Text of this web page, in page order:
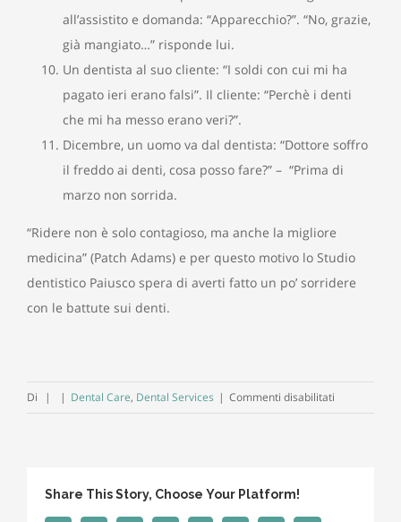
all’assistito e domanda: “Apparecchio?”. “No, grazie,
già mangiato…” risponde lui.
Un dentista al suo cliente: “I soldi con cui mi ha
pagato ieri erano falsi”. Il cliente: “Perchè i denti
che mi ha messo erano veri?”.
Dicembre, un uomo va dal dentista: “Dottore soffro
il freddo ai denti, cosa posso fare?” – “Prima di
marzo non sorrida.
“Ridere non è solo contagioso, ma anche la migliore
medicina” (Patch Adams) e per questo motivo lo Studio
dentistico Paiusco spera di averti fatto un po’ sorridere
con le battute sui denti.
Di | | Dental Care, Dental Services | Commenti disabilitati
Share This Story, Choose Your Platform!